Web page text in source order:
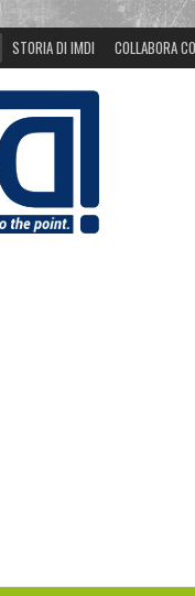
STORIA DI IMDI COLLABORA